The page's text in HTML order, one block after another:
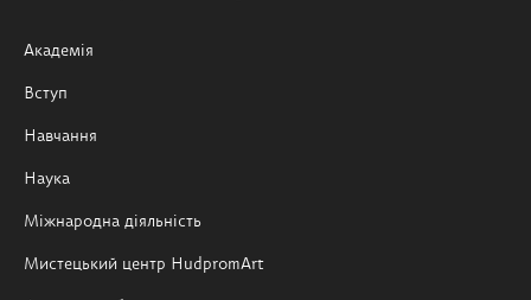
Академія
Вступ
Навчання
Наука
Міжнародна діяльність
Мистецький центр HudpromArt